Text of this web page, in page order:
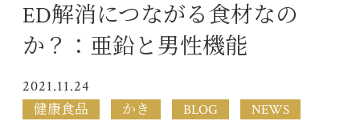
ED解消につながる食材なの
か？：亜鉛と男性機能
2021.11.24
健康食品 かき BLOG NEWS